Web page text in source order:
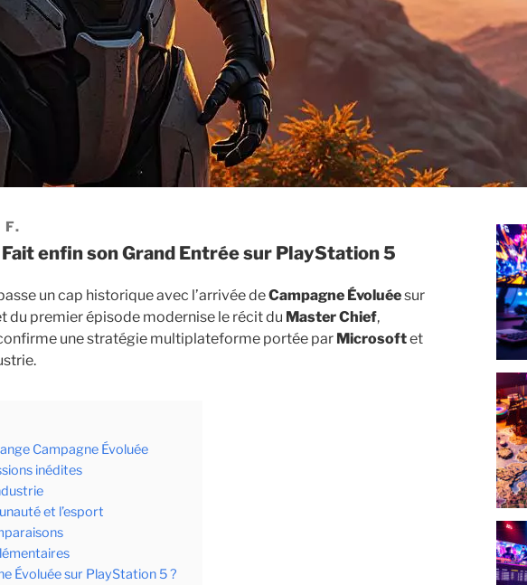
F.
Fait enfin son Grand Entrée sur PlayStation 5
un cap historique avec l’arrivée deCampagne Évoluéesur
du premier épisode modernise le récit du Master Chief,
une stratégie multiplateforme portée par Microsoftet
Campagne Évoluée
inédites
et l’esport
Évoluée sur PlayStation 5 ?